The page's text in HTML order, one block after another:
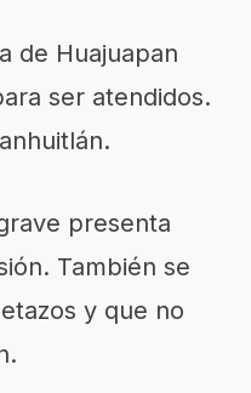
de Huajuapan
ser atendidos.
presenta
También se
y que no